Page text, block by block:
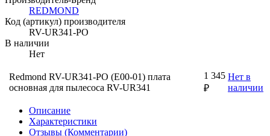
REDMOND
Код (артикул) производителя
RV-UR341-PO
В наличии
Нет
Redmond RV-UR341-PO (E00-01) плата
основная для пылесоса RV-UR341
1 345
₽
Нет в
наличии
Описание
Характеристики
Отзывы (Комментарии)